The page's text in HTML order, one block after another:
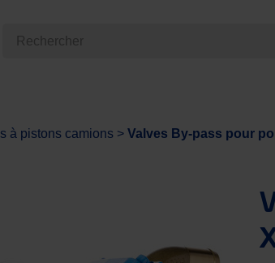
à pistons camions > Valves By-pass pour